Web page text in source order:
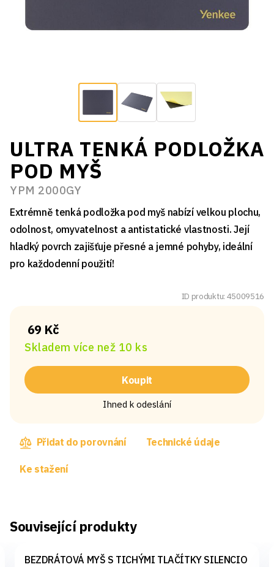
ULTRA TENKÁ PODLOŽKA
POD MYŠ
YPM 2000GY
Extrémně tenká podložka pod myš nabízí velkou plochu,
odolnost, omyvatelnost a antistatické vlastnosti. Její
hladký povrch zajišťuje přesné a jemné pohyby, ideální
pro každodenní použití!
ID produktu: 45009516
69 Kč
Skladem více než 10 ks
Koupit
Ihned k odeslání
Přidat do porovnání Technické údaje
Ke stažení
Související produkty
BEZDRÁTOVÁ MYŠ S TICHÝMI TLAČÍTKY SILENCIO